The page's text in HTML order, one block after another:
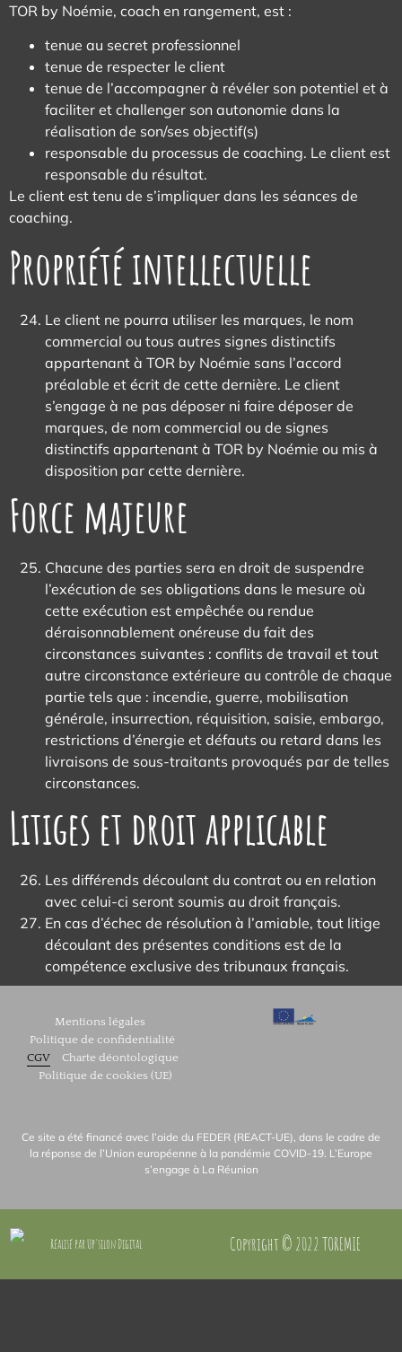
TOR by Noémie, coach en rangement, est :
tenue au secret professionnel
tenue de respecter le client
tenue de l’accompagner à révéler son potentiel et à
faciliter et challenger son autonomie dans la
réalisation de son/ses objectif(s)
responsable du processus de coaching. Le client est
responsable du résultat.
Le client est tenu de s’impliquer dans les séances de
coaching.
Propriété intellectuelle
Le client ne pourra utiliser les marques, le nom
commercial ou tous autres signes distinctifs
appartenant à TOR by Noémie sans l’accord
préalable et écrit de cette dernière. Le client
s’engage à ne pas déposer ni faire déposer de
marques, de nom commercial ou de signes
distinctifs appartenant à TOR by Noémie ou mis à
disposition par cette dernière.
Force majeure
Chacune des parties sera en droit de suspendre
l’exécution de ses obligations dans le mesure où
cette exécution est empêchée ou rendue
déraisonnablement onéreuse du fait des
circonstances suivantes : conflits de travail et tout
autre circonstance extérieure au contrôle de chaque
partie tels que : incendie, guerre, mobilisation
générale, insurrection, réquisition, saisie, embargo,
restrictions d’énergie et défauts ou retard dans les
livraisons de sous-traitants provoqués par de telles
circonstances.
Litiges et droit applicable
Les différends découlant du contrat ou en relation
avec celui-ci seront soumis au droit français.
En cas d’échec de résolution à l’amiable, tout litige
découlant des présentes conditions est de la
compétence exclusive des tribunaux français.
Mentions légales
Politique de confidentialité
CGV
Charte déontologique
Politique de cookies (UE)
Ce site a été financé avec l’aide du FEDER (REACT-UE), dans le cadre de
la réponse de l’Union européenne à la pandémie COVID-19. L’Europe
s’engage à La Réunion
Réalisé par Up'silon Digital Copyright © 2022 TOREMIE